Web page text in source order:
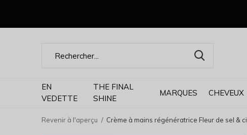
EN
VEDETTE
THE FINAL
SHINE
MARQUES CHEVEUX
Revenir à l'aperçu Crème à mains régénératrice Fleur de sel &